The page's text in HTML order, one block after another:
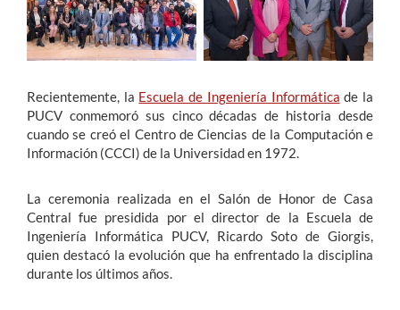
English
Recientemente, la Escuela de Ingeniería Informática de la
PUCV conmemoró sus cinco décadas de historia desde
cuando se creó el Centro de Ciencias de la Computación e
Información (CCCI) de la Universidad en 1972.
La ceremonia realizada en el Salón de Honor de Casa
Central fue presidida por el director de la Escuela de
Ingeniería Informática PUCV, Ricardo Soto de Giorgis,
quien destacó la evolución que ha enfrentado la disciplina
durante los últimos años.